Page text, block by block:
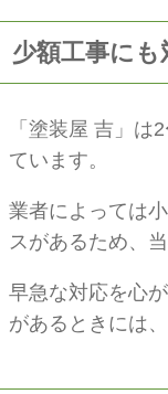
少額工事に
「塗装屋 吉」は
ています。
業者によっては
スがあるため、
早急な対応を心
があるときには